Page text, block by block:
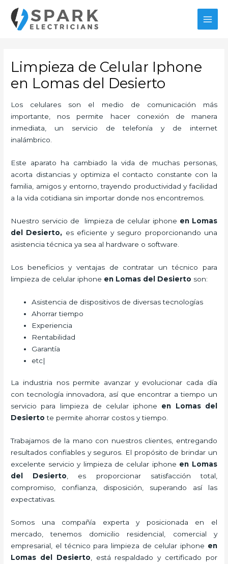
contenido
Limpieza de Celular Iphone
en Lomas del Desierto
Los celulares son el medio de comunicación más
importante, nos permite hacer conexión de manera
inmediata, un servicio de telefonía y de internet
inalámbrico.
Este aparato ha cambiado la vida de muchas personas,
acorta distancias y optimiza el contacto constante con la
familia, amigos y entorno, trayendo productividad y facilidad
a la vida cotidiana sin importar donde nos encontremos.
Nuestro servicio de limpieza de celular iphone en Lomas
del Desierto, es eficiente y seguro proporcionando una
asistencia técnica ya sea al hardware o software.
Los beneficios y ventajas de contratar un técnico para
limpieza de celular iphone en Lomas del Desierto son:
Asistencia de dispositivos de diversas tecnologías
Ahorrar tiempo
Experiencia
Rentabilidad
Garantía
etc|
La industria nos permite avanzar y evolucionar cada día
con tecnología innovadora, así que encontrar a tiempo un
servicio para limpieza de celular iphone en Lomas del
Desierto te permite ahorrar costos y tiempo.
Trabajamos de la mano con nuestros clientes, entregando
resultados confiables y seguros. El propósito de brindar un
excelente servicio y limpieza de celular iphone en Lomas
del Desierto , es proporcionar satisfacción total,
compromiso, confianza, disposición, superando así las
expectativas.
Somos una compañía experta y posicionada en el
mercado, tenemos domicilio residencial, comercial y
empresarial, el técnico para limpieza de celular iphone en
Lomas del Desierto , está respaldado y certificado por